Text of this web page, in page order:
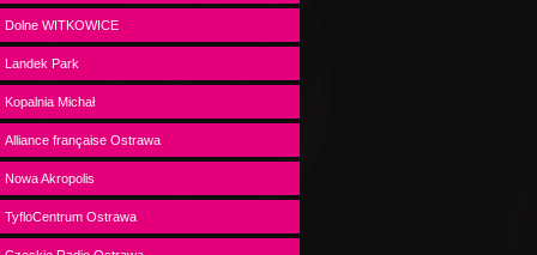
Dolne WITKOWICE
Landek Park
Kopalnia Michał
Alliance française Ostrawa
Nowa Akropolis
TyfloCentrum Ostrawa